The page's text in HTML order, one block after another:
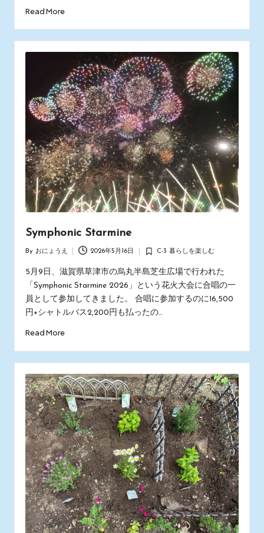
Read More
Symphonic Starmine
by
By おにょうえ 2026年5月16日
Posted
in
C-3 暮らしを楽しむ
5月9日、滋賀県草津市の烏丸半島芝生広場で行われた
「Symphonic Starmine 2026」という花火大会に合唱の一
員として参加してきました。 合唱に参加するのに16,500
円+シャトルバス2,200円も払ったの…
Read More